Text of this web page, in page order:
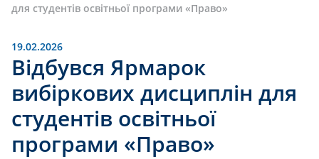
для студентів освітньої програми «Право»
19.02.2026
Відбувся Ярмарок
вибіркових дисциплін для
студентів освітньої
програми «Право»